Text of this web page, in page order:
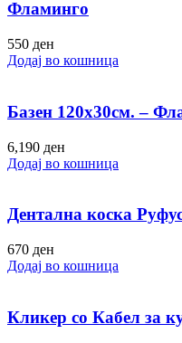
Фламинго
550 ден
Додај во кошница
Базен 120х30см. –
6,190 ден
Додај во кошница
Дентална коска
670 ден
Додај во кошница
Кликер со Кабел за